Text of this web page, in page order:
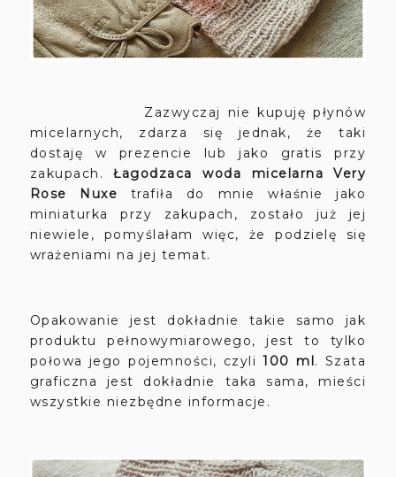
Zazwyczaj nie kupuję płynów
micelarnych, zdarza się jednak, że taki
dostaję w prezencie lub jako gratis przy
zakupach.Łagodzaca woda micelarna Very
Rose Nuxe trafiła do mnie właśnie jako
miniaturka przy zakupach, zostało już jej
niewiele, pomyślałam więc, że podzielę się
wrażeniami na jej temat.
Opakowanie jest dokładnie takie samo jak
produktu pełnowymiarowego, jest to tylko
połowa jego pojemności, czyli100 ml. Szata
graficzna jest dokładnie taka sama, mieści
wszystkie niezbędne informacje.